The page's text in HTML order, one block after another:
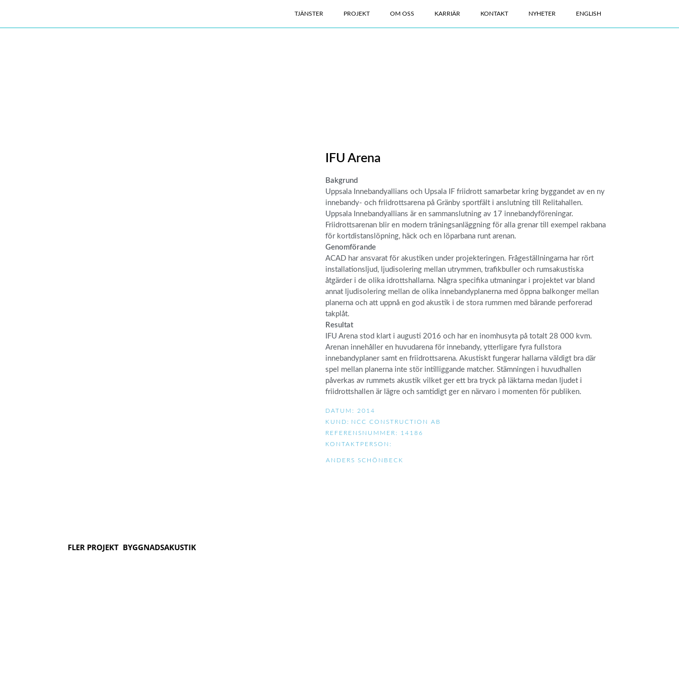
TJÄNSTER PROJEKT OM OSS KARRIÄR KONTAKT NYHETER ENGLISH
IFU Arena
Bakgrund
Uppsala Innebandyallians och Upsala IF friidrott samarbetar kring byggandet av en ny
innebandy- och friidrottsarena på Gränby sportfält i anslutning till Relitahallen.
Uppsala Innebandyallians är en sammanslutning av 17 innebandyföreningar.
Friidrottsarenan blir en modern träningsanläggning för alla grenar till exempel rakbana
för kortdistanslöpning, häck och en löparbana runt arenan.
Genomförande
ACAD har ansvarat för akustiken under projekteringen. Frågeställningarna har rört
installationsljud, ljudisolering mellan utrymmen, trafikbuller och rumsakustiska
åtgärder i de olika idrottshallarna. Några specifika utmaningar i projektet var bland
annat ljudisolering mellan de olika innebandyplanerna med öppna balkonger mellan
planerna och att uppnå en god akustik i de stora rummen med bärande perforerad
takplåt.
Resultat
IFU Arena stod klart i augusti 2016 och har en inomhusyta på totalt 28 000 kvm.
Arenan innehåller en huvudarena för innebandy, ytterligare fyra fullstora
innebandyplaner samt en friidrottsarena. Akustiskt fungerar hallarna väldigt bra där
spel mellan planerna inte stör intilliggande matcher. Stämningen i huvudhallen
påverkas av rummets akustik vilket ger ett bra tryck på läktarna medan ljudet i
friidrottshallen är lägre och samtidigt ger en närvaro i momenten för publiken.
DATUM: 2014
KUND: NCC CONSTRUCTION AB
REFERENSNUMMER: 14186
KONTAKTPERSON:
ANDERS SCHÖNBECK
FLER PROJEKT BYGGNADSAKUSTIK